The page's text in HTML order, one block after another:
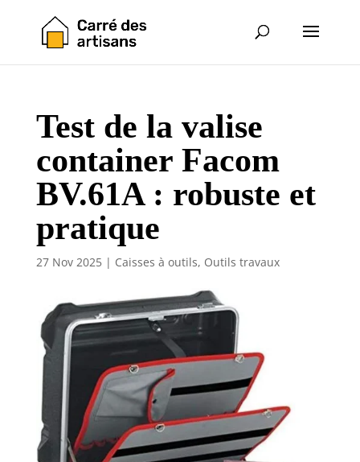
Test de la valise
container Facom
BV.61A : robuste et
pratique
27 Nov 2025| Caisses à outils, Outils travaux